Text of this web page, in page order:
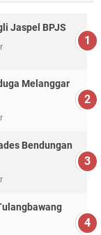
Jaspel BPJS
Melanggar
Bendungan